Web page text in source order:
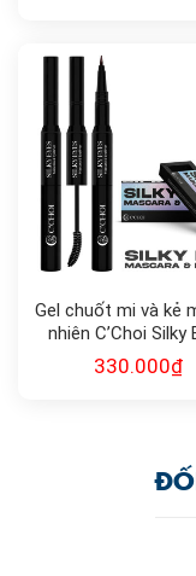
Gel chuốt mi và kẻ
nhiên C’Choi Silky
Mascara &
330.000₫